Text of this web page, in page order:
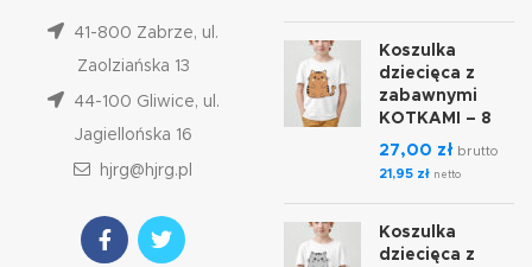
41-800 Zabrze, ul.
Zaolziańska 13
44-100 Gliwice, ul.
Jagiellońska 16
hjrg@hjrg.pl
Koszulka
dziecięca z
zabawnymi
KOTKAMI – 8
27,00 zł brutto
21,95 zł netto
Koszulka
dziecięca z